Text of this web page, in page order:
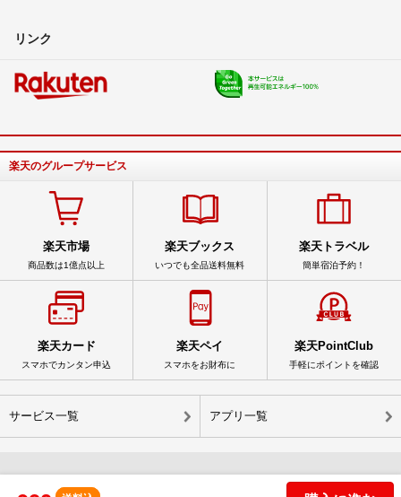
リンク
楽天のグループサービス
楽天市場
商品数は1億点以上
楽天ブックス
いつでも全品送料無料
楽天トラベル
簡単宿泊予約！
楽天カード
スマホでカンタン申込
楽天ペイ
スマホをお財布に
楽天PointClub
手軽にポイントを確認
サービス一覧 アプリ一覧